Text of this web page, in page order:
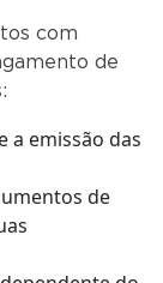
com
de
a emissão das
de